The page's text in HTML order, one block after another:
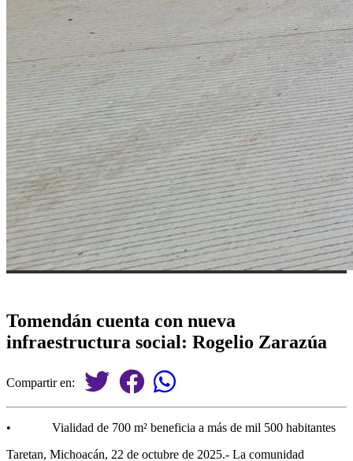
Tomendán cuenta con nueva
infraestructura social: Rogelio Zarazúa
Compartir en:
• Vialidad de 700 m² beneficia a más de mil 500 habitantes
Taretan, Michoacán, 22 de octubre de 2025.- La comunidad